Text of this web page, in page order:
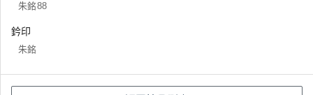
朱銘88
鈐印
朱銘